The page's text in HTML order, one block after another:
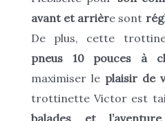
avant et arrière sont
De plus, cette
pneus 10 pouces à
maximiser le plaisir de
trottinette Victor est